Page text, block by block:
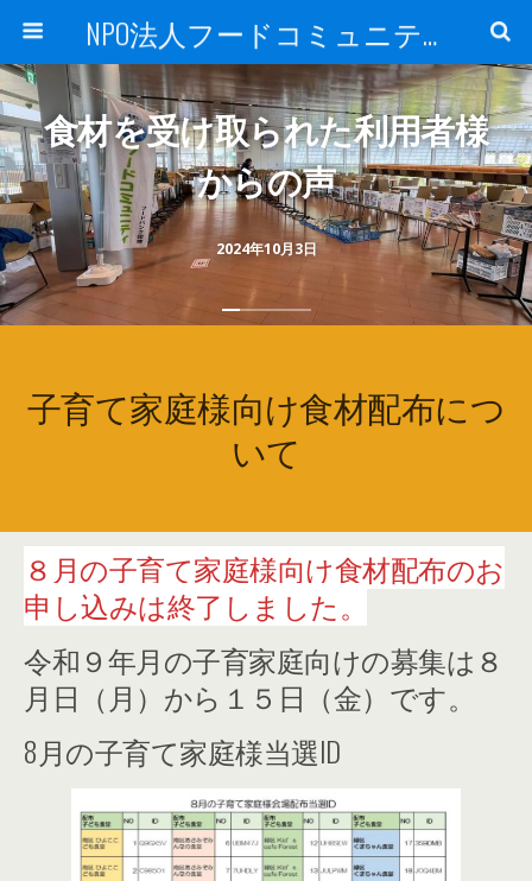
NPO法人フードコミュニティ
2024年10月3日
食材を受け取られた利用者様
からの声
子育て家庭様向け食材配布につ
いて
８月の子育て家庭様向け食材配布のお
申し込みは終了しました。
令和９年月の子育家庭向けの募集は８
月日（月）から１５日（金）です。
8月の子育て家庭様当選ID